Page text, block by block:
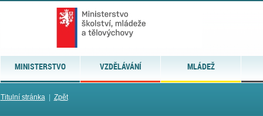
MINISTERSTVO VZDĚLÁVÁNÍ MLÁDEŽ
Titulní stránka| Zpět